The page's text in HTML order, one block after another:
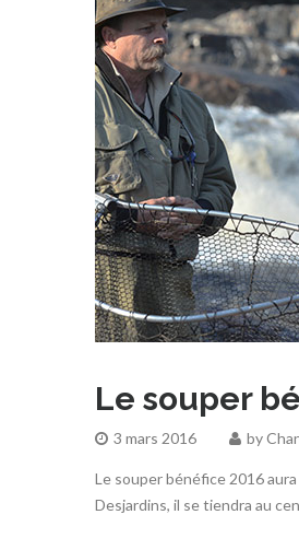
Le souper
3 mars 2016 by
Le souper bénéfice 2016
Desjardins, il se tiendra au